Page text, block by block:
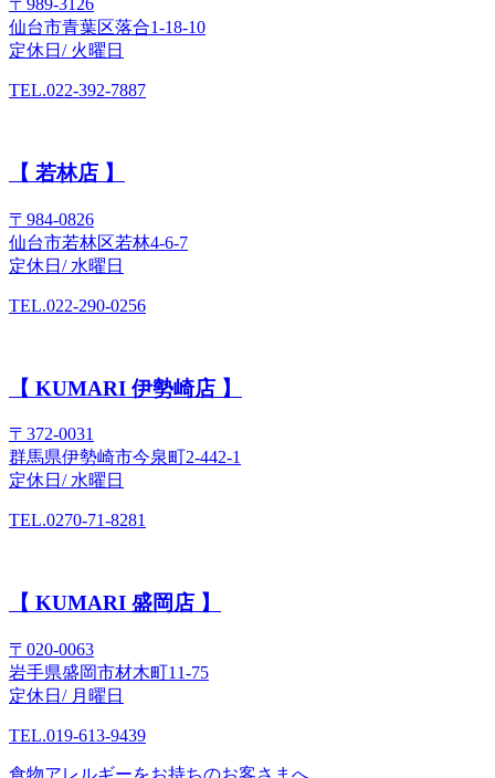
〒989-3126
仙台市青葉区落合1-18-10
定休日/ 火曜日
TEL.022-392-7887
【 若林店 】
〒984-0826
仙台市若林区若林4-6-7
定休日/ 水曜日
TEL.022-290-0256
【 KUMARI 伊勢崎店 】
〒372-0031
群馬県伊勢崎市今泉町2-442-1
定休日/ 水曜日
TEL.0270-71-8281
【 KUMARI 盛岡店 】
〒020-0063
岩手県盛岡市材木町11-75
定休日/ 月曜日
TEL.019-613-9439
食物アレルギーをお持ちのお客さまへ